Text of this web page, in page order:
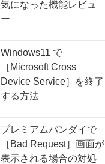
気になった機能レビュ
ー
Windows11 で
［Microsoft Cross
Device Service］を終了
する方法
プレミアムバンダイで
［Bad Request］画面が
表示される場合の対処